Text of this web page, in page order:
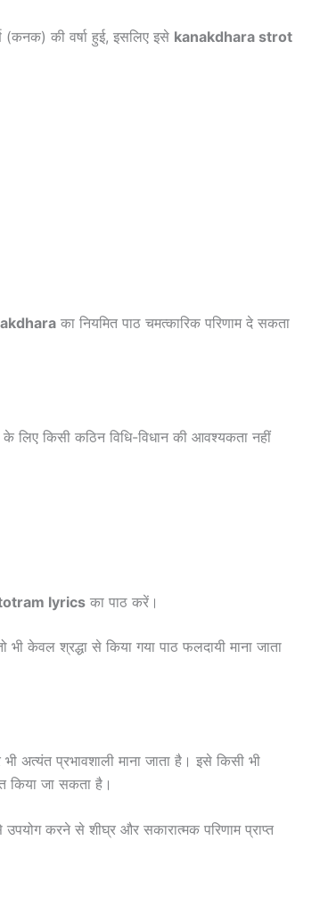
(कनक) की वर्षा हुई, इसलिए इसे kanakdhara strot
का नियमित पाठ चमत्कारिक परिणाम दे सकता
लिए किसी कठिन विधि-विधान की आवश्यकता नहीं
lyrics का पाठ करें।
भी केवल श्रद्धा से किया गया पाठ फलदायी माना जाता
अत्यंत प्रभावशाली माना जाता है। इसे किसी भी
किया जा सकता है।
करने से शीघ्र और सकारात्मक परिणाम प्राप्त